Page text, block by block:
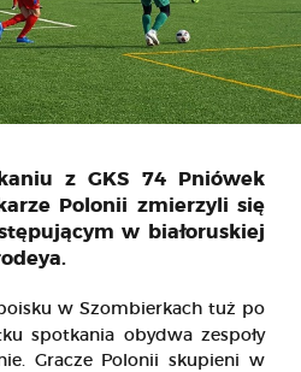
z GKS 74 Pniówek
Polonii zmierzyli się
w białoruskiej
w Szombierkach tuż po
spotkania obydwa zespoły
Gracze Polonii skupieni w